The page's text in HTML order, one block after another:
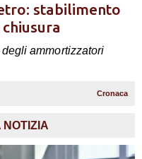
stabilimento
ammortizzatori
Cronaca
NOTIZIA